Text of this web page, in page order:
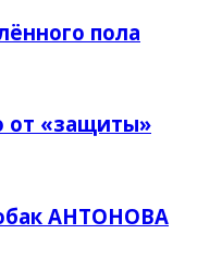
пола
от «защиты»
АНТОНОВА